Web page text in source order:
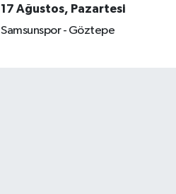
17 Ağustos, Pazartesi
Samsunspor - Göztepe